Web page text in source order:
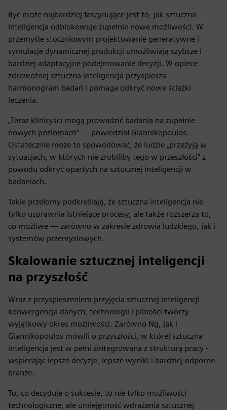
Być może najbardziej fascynujące jest to, jak sztuczna
inteligencja odblokowuje zupełnie nowe możliwości. W
przemyśle stoczniowym projektowanie generatywne i
symulacje dynamicznej produkcji umożliwiają szybsze i
bardziej adaptacyjne podejmowanie decyzji. W opiece
zdrowotnej sztuczna inteligencja przyspiesza
harmonogram badań i pomaga odkryć nowe ścieżki
leczenia.
„Teraz klinicyści mogą prowadzić badania na zupełnie
nowych poziomach” — powiedział Giannikopoulos.
Ostatecznie może to spowodować, że ludzie „przeżyją w
sytuacjach, w których nie zrobiliby tego w przeszłości” z
powodu odkryć opartych na sztucznej inteligencji w
badaniach.
Takie przełomy podkreślają, że sztuczna inteligencja nie
tylko usprawnia istniejące procesy, ale także rozszerza to,
co możliwe — zarówno w zakresie zdrowia ludzkiego, jak i
systemów przemysłowych.
Skalowanie sztucznej inteligencji
na przyszłość
Wraz z przyspieszeniem przyjęcia sztucznej inteligencji
konwergencja danych, technologii i pilności tworzy
wyjątkowy okres możliwości. Zarówno Ng, jak i
Giannikopoulos mówili o przyszłości, w której sztuczna
inteligencja jest w pełni zintegrowana z strukturą pracy -
wspierając lepsze decyzje, lepsze wyniki i bardziej odporne
branże.
To, co decyduje o sukcesie, to nie tylko możliwości
technologiczne, ale umiejętność wdrażania sztucznej